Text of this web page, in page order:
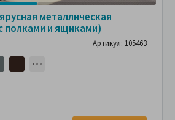
металлическая
полками и ящиками)
Артикул: 105463